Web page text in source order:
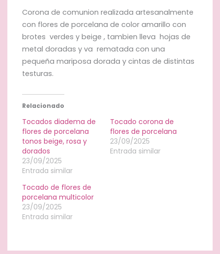
Corona de comunion realizada artesanalmente
con flores de porcelana de color amarillo con
brotes verdes y beige , tambien lleva hojas de
metal doradas y va rematada con una
pequeña mariposa dorada y cintas de distintas
testuras.
Relacionado
Tocados diadema de
flores de porcelana
tonos beige, rosa y
dorados
23/09/2025
Entrada similar
Tocado corona de
flores de porcelana
23/09/2025
Entrada similar
Tocado de flores de
porcelana multicolor
23/09/2025
Entrada similar